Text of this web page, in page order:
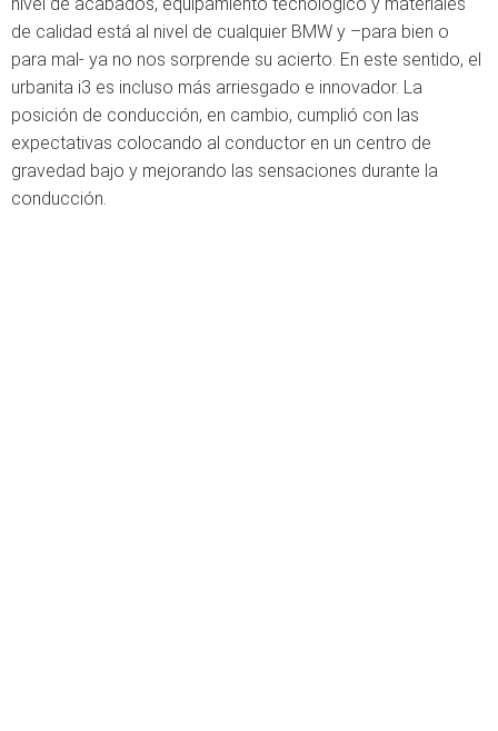
de calidad está al nivel de cualquier BMW y –para bien o
para mal- ya no nos sorprende su acierto. En este sentido, el
urbanita i3 es incluso más arriesgado e innovador. La
posición de conducción, en cambio, cumplió con las
expectativas colocando al conductor en un centro de
gravedad bajo y mejorando las sensaciones durante la
conducción.